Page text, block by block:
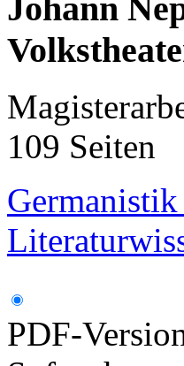
Johann
109 Seiten
PDF-